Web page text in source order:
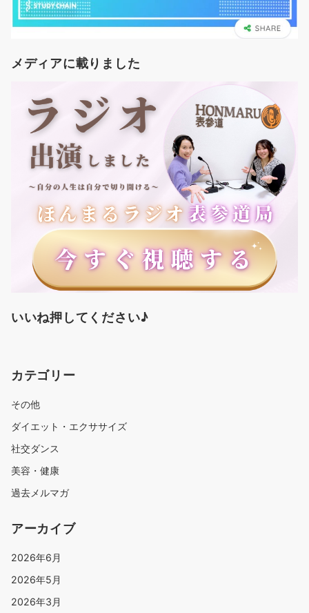
メディアに載りました
いいね押してください♪
カテゴリー
その他
ダイエット・エクササイズ
社交ダンス
美容・健康
過去メルマガ
アーカイブ
2026年6月
2026年5月
2026年3月